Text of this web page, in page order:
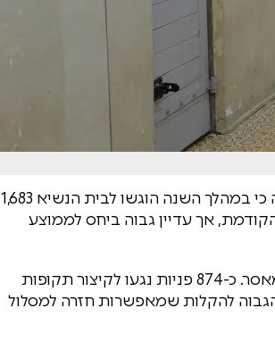
בית הנשיא פרסם את דו"ח החנינות לשנת 2025. מהנתונים עולה כי במהלך השנה הוגשו לבית הנשיא 1,683
אך עדיין גבוה ביחס לממוצע
עיקר הבקשות עסקו בהיבטים אזרחיים-שיקומיים ולא בעונשי מאסר. כ-874 פניות נגעו לקיצור תקופות
להקלות שמאפשרות חזרה למסלול